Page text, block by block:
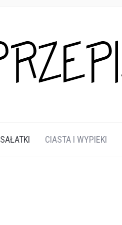
SAŁATKI CIASTA I WYPIEKI